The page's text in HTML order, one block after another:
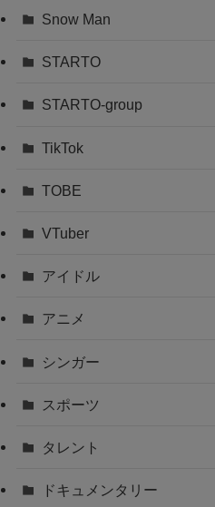
Snow Man
STARTO
STARTO-group
TikTok
TOBE
VTuber
アイドル
アニメ
シンガー
スポーツ
タレント
ドキュメンタリー